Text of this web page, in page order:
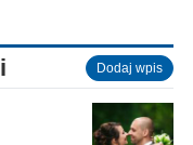
Dodaj wpis